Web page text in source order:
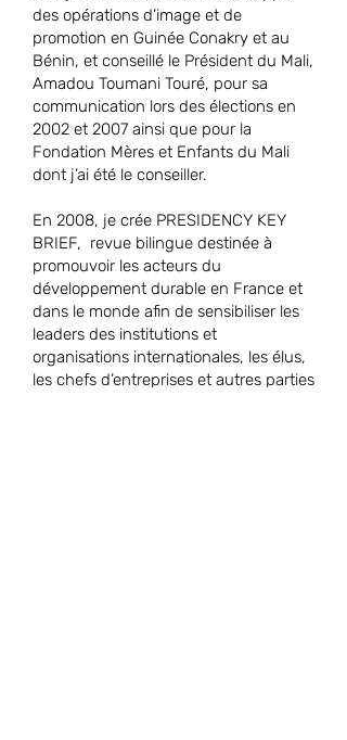
des opérations d’image et de
promotion en Guinée Conakry et au
Bénin, et conseillé le Président du Mali,
Amadou Toumani Touré, pour sa
communication lors des élections en
2002 et 2007 ainsi que pour la
Fondation Mères et Enfants du Mali
dont j’ai été le conseiller.
En 2008, je crée PRESIDENCY KEY
BRIEF, revue bilingue destinée à
promouvoir les acteurs du
développement durable en France et
dans le monde afin de sensibiliser les
leaders des institutions et
organisations internationales, les élus,
les chefs d’entreprises et autres parties